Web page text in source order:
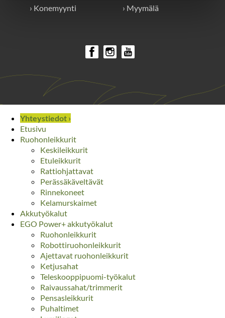
› Konemyynti › Myymälä
Yhteystiedot ›
Etusivu
Ruohonleikkurit
Keskileikkurit
Etuleikkurit
Rattiohjattavat
Perässäkäveltävät
Rinnekoneet
Kelamurskaimet
Akkutyökalut
EGO Power+ akkutyökalut
Ruohonleikkurit
Robottiruohonleikkurit
Ajettavat ruohonleikkurit
Ketjusahat
Teleskooppipuomi-työkalut
Raivaussahat/trimmerit
Pensasleikkurit
Puhaltimet